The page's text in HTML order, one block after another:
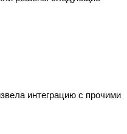
интеграцию с прочими